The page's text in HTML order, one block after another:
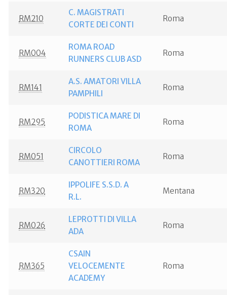
RM210
C. MAGISTRATI
CORTE DEI CONTI
Roma
RM004
ROMA ROAD
RUNNERS CLUB ASD
Roma
RM141
A.S. AMATORI VILLA
PAMPHILI
Roma
RM295
PODISTICA MARE DI
ROMA
Roma
RM051
CIRCOLO
CANOTTIERI ROMA
Roma
RM320
IPPOLIFE S.S.D. A
R.L.
Mentana
RM026
LEPROTTI DI VILLA
ADA
Roma
RM365
CSAIN
VELOCEMENTE
ACADEMY
Roma